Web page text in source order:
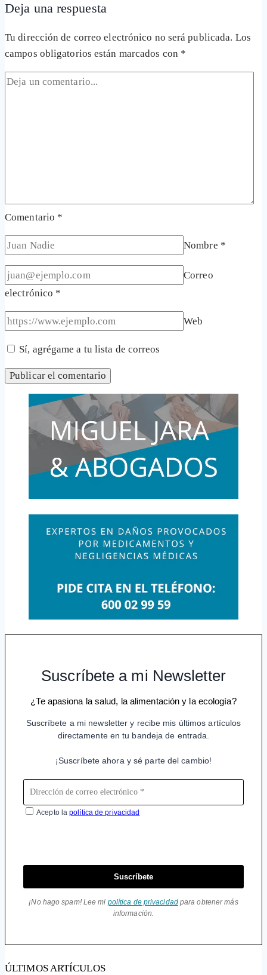
Deja una respuesta
Tu dirección de correo electrónico no será publicada. Los
campos obligatorios están marcados con *
Comentario *
Nombre *
Correo
electrónico *
Web
Sí, agrégame a tu lista de correos
Suscríbete a mi Newsletter
¿Te apasiona la salud, la alimentación y la ecología?
Suscríbete a mi newsletter y recibe mis últimos artículos
directamente en tu bandeja de entrada.
¡Suscríbete ahora y sé parte del cambio!
Acepto lapolítica de privacidad
Suscríbete
¡No hago spam! Lee mi política de privacidadpara obtener más
información.
ÚLTIMOS ARTÍCULOS